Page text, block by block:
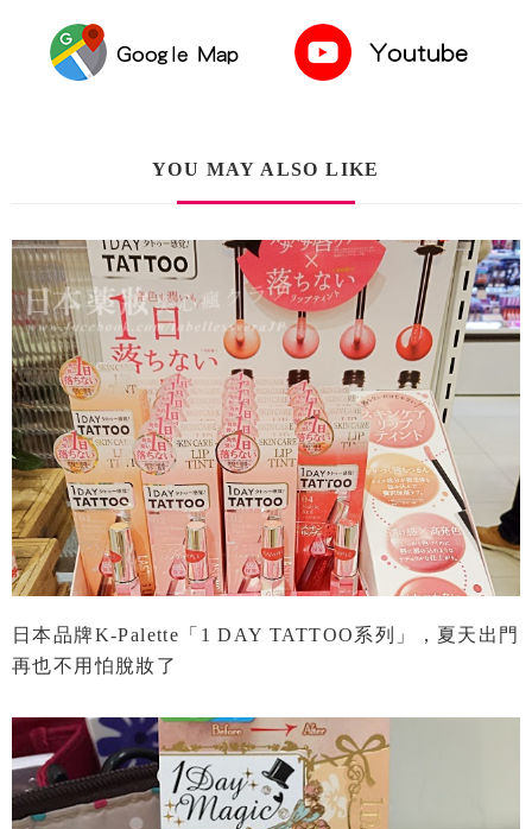
YOU MAY ALSO LIKE
日本品牌K-Palette「1 DAY TATTOO系列」，夏天出門
再也不用怕脫妝了